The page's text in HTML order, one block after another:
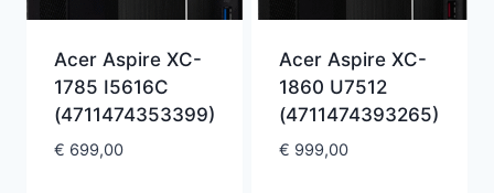
Acer Aspire XC-
1785 I5616C
(4711474353399)
€ 699,00
Acer Aspire XC-
1860 U7512
(4711474393265)
€ 999,00